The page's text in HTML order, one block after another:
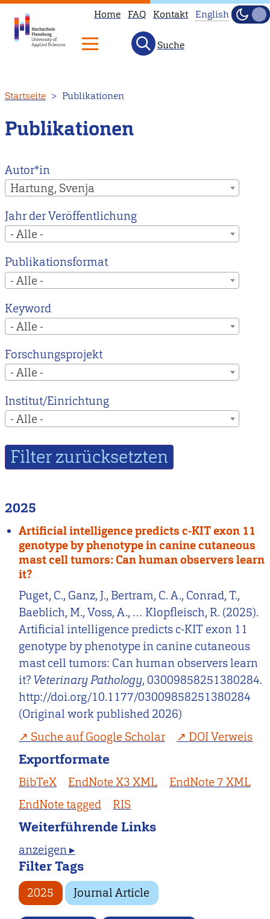
zum
Inhalt
Home FAQ Kontakt
to
our
main
instead.
English
Hell
Suche
Startseite Publikationen
Publikationen
Autor*in
Hartung, Svenja
Jahr der Veröffentlichung
- Alle -
Publikationsformat
- Alle -
Keyword
- Alle -
Forschungsprojekt
- Alle -
Institut/Einrichtung
- Alle -
2025
Artificial intelligence predicts c-KIT exon 11
genotype by phenotype in canine cutaneous
mast cell tumors: Can human observers learn
it?
Puget, C., Ganz, J., Bertram, C. A., Conrad, T.,
Baeblich, M., Voss, A., … Klopfleisch, R. (2025).
Artificial intelligence predicts c-KIT exon 11
genotype by phenotype in canine cutaneous
mast cell tumors: Can human observers learn
it? Veterinary Pathology, 03009858251380284.
http://doi.org/10.1177/03009858251380284
(Original work published 2026)
Suche auf Google Scholar
DOI Verweis
Exportformate
BibTeX EndNote X3 XML
EndNote 7 XML
EndNote tagged
RIS
Weiterführende Links
anzeigen ▸
Filter Tags
2025 Journal Article